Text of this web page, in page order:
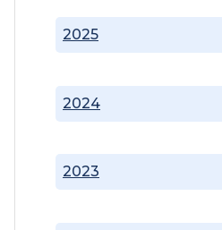
2023
2024
2025